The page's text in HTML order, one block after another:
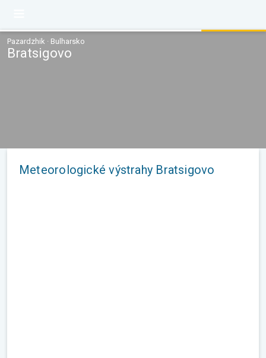
Pazardzhik · Bulharsko
Bratsigovo
Meteorologické výstrahy Bratsigovo